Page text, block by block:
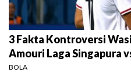
3 Fakta Kontroversi
Amouri Laga Singapura
BOLA